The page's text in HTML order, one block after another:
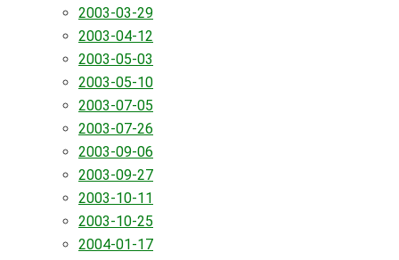
2003-03-29
2003-04-12
2003-05-03
2003-05-10
2003-07-05
2003-07-26
2003-09-06
2003-09-27
2003-10-11
2003-10-25
2004-01-17